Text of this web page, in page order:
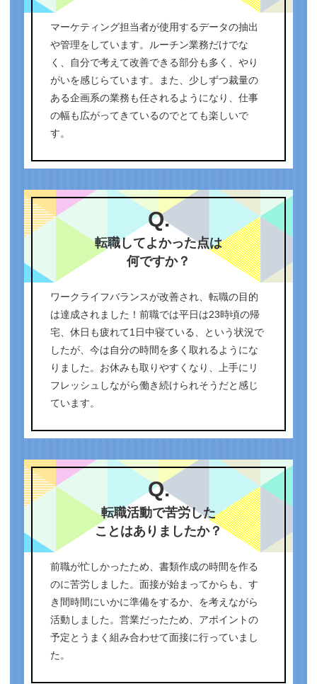
マーケティング担当者が使用するデータの抽出
や管理をしています。ルーチン業務だけでな
く、自分で考えて改善できる部分も多く、やり
がいを感じらています。また、少しずつ裁量の
ある企画系の業務も任されるようになり、仕事
の幅も広がってきているのでとても楽しいで
す。
Q.
転職してよかった点は
何ですか？
ワークライフバランスが改善され、転職の目的
は達成されました！前職では平日は23時頃の帰
宅、休日も疲れて1日中寝ている、という状況で
したが、今は自分の時間を多く取れるようにな
りました。お休みも取りやすくなり、上手にリ
フレッシュしながら働き続けられそうだと感じ
ています。
Q.
転職活動で苦労した
ことはありましたか？
前職が忙しかったため、書類作成の時間を作る
のに苦労しました。面接が始まってからも、す
き間時間にいかに準備をするか、を考えながら
活動しました。営業だったため、アポイントの
予定とうまく組み合わせて面接に行っていまし
た。